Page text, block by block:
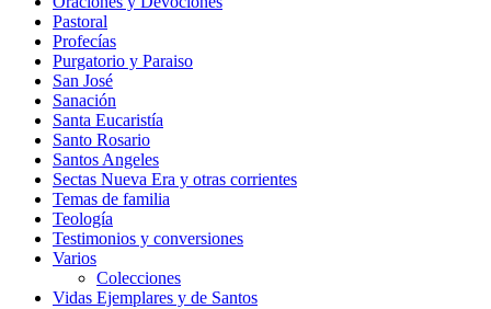
Pastoral
Profecías
Purgatorio y Paraiso
San José
Sanación
Santa Eucaristía
Santo Rosario
Santos Angeles
Sectas Nueva Era y otras corrientes
Temas de familia
Teología
Testimonios y conversiones
Varios
Colecciones
Vidas Ejemplares y de Santos